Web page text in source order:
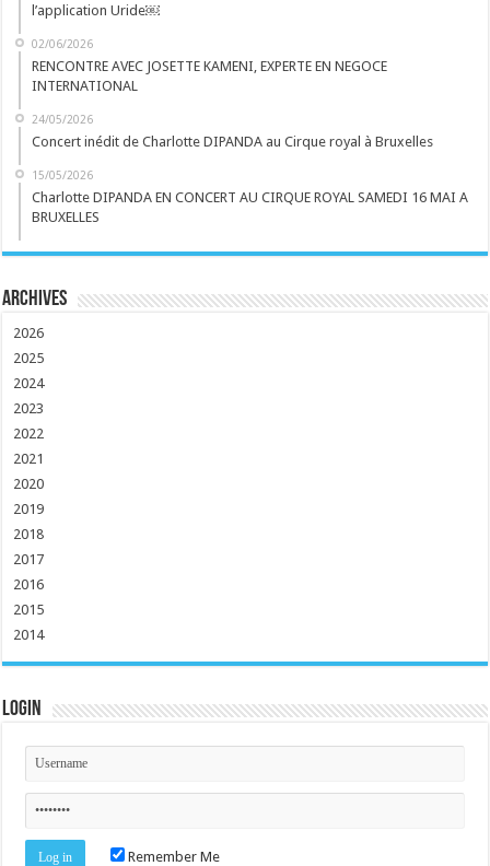
l’application Uride￼
02/06/2026
RENCONTRE AVEC JOSETTE KAMENI, EXPERTE EN NEGOCE
INTERNATIONAL
24/05/2026
Concert inédit de Charlotte DIPANDA au Cirque royal à Bruxelles
15/05/2026
Charlotte DIPANDA EN CONCERT AU CIRQUE ROYAL SAMEDI 16 MAI A
BRUXELLES
Archives
2026
2025
2024
2023
2022
2021
2020
2019
2018
2017
2016
2015
2014
Login
Remember Me